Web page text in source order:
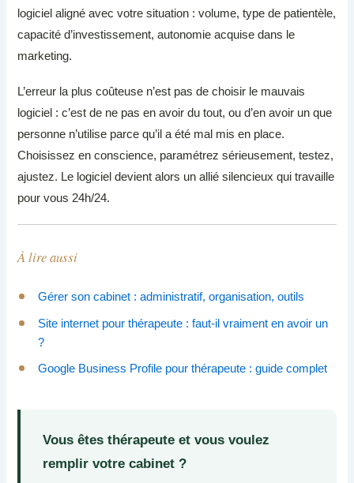
logiciel aligné avec votre situation : volume, type de patientèle,
capacité d’investissement, autonomie acquise dans le
marketing.
L’erreur la plus coûteuse n’est pas de choisir le mauvais
logiciel : c’est de ne pas en avoir du tout, ou d’en avoir un que
personne n’utilise parce qu’il a été mal mis en place.
Choisissez en conscience, paramétrez sérieusement, testez,
ajustez. Le logiciel devient alors un allié silencieux qui travaille
pour vous 24h/24.
À lire aussi
Gérer son cabinet : administratif, organisation, outils
Site internet pour thérapeute : faut-il vraiment en avoir un
?
Google Business Profile pour thérapeute : guide complet
Vous êtes thérapeute et vous voulez
remplir votre cabinet ?